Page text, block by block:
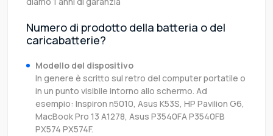
Numero di prodotto della batteria o del
caricabatterie?
Modello del dispositivo
In genere è scritto sul retro del computer portatile o
in un punto visibile intorno allo schermo. Ad
esempio: Inspiron n5010, Asus K53S, HP Pavilion G6,
MacBook Pro 13 A1278, Asus P3540FA P3540FB
PX574 PX574F.